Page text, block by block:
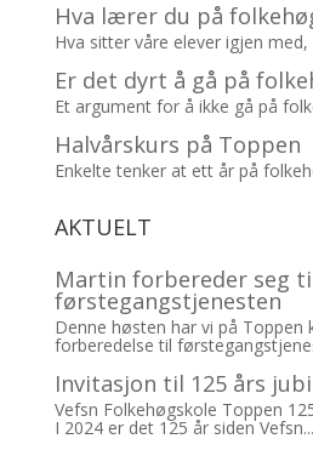
Hva lærer du på
Hva sitter våre elever igjen med,
Er det dyrt å gå på
Et argument for å ikke gå på
Halvårskurs på Toppen
Enkelte tenker at ett år på
AKTUELT
Martin forbereder seg
førstegangstjenesten
Denne høsten har vi på Toppen
forberedelse til
Invitasjon til 125 års
Vefsn Folkehøgskole Toppen
I 2024 er det 125 år siden Vefsn...